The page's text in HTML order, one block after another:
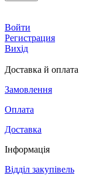
Войти
Регистрация
Вихід
Доставка й оплата
Замовлення
Оплата
Доставка
Інформація
Відділ закупівель